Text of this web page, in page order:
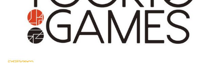
クの方が格上だったｗｗｗ
【ウマ娘】セイちゃんの攻撃力を見よ！！！
【悲報】「HUNTER×HUNTER」のビヨンド=ネテロさん、
【動画】地震発生時の熊本総合病院の手術室の様子が(((ﾟ